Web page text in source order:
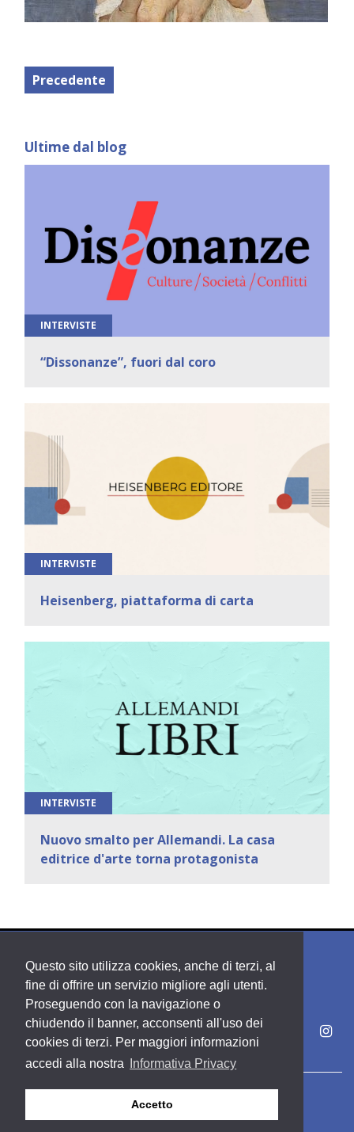
Questo sito utilizza cookies, anche di terzi, al
fine di offrire un servizio migliore agli utenti.
Proseguendo con la navigazione o
chiudendo il banner, acconsenti all'uso dei
cookies di terzi. Per maggiori informazioni
accedi alla nostra
Informativa Privacy
Accetto
Precedente
Ultime dal blog
INTERVISTE
“Dissonanze”, fuori dal coro
INTERVISTE
Heisenberg, piattaforma di carta
INTERVISTE
Nuovo smalto per Allemandi. La casa
editrice d'arte torna protagonista
Copyright PDE srl società del Gruppo Feltrinelli S. p. A.